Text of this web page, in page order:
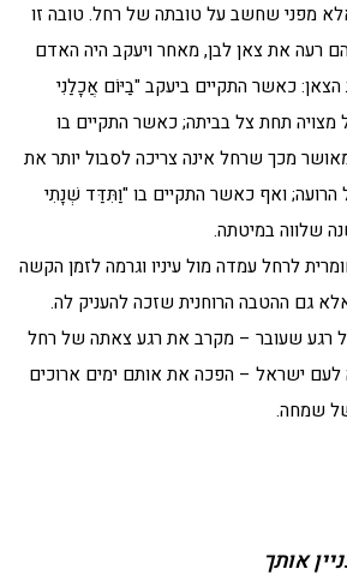
מפני שחשב על טובתה של רחל. טובה זו
רעה את צאן לבן, מאחר ויעקב היה האדם
כאשר התקיים ביעקב "בַיּוֹם אֲכָלַנִי
תחת צל בביתה; כאשר התקיים בו
מכך שרחל אינה צריכה לסבול יותר את
ואף כאשר התקיים בו "וַתִּדַּד שְׁנָתִי
שלווה במיטתה.
לרחל עמדה מול עיניו וגרמה לזמן הקשה
גם ההטבה הרוחנית שזכה להעניק לה.
שעובר – מקרב את רגע צאתה של רחל
לעם ישראל – הפכה את אותם ימים ארוכים
שמחה.
אותך